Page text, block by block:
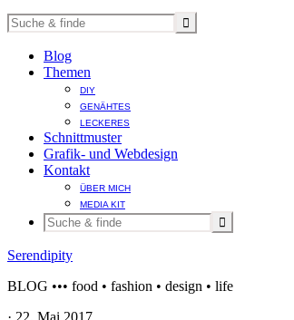
Blog
Themen
DIY
GENÄHTES
LECKERES
Schnittmuster
Grafik- und Webdesign
Kontakt
ÜBER MICH
MEDIA KIT
Serendipity
BLOG ••• food • fashion • design • life
· 22. Mai 2017